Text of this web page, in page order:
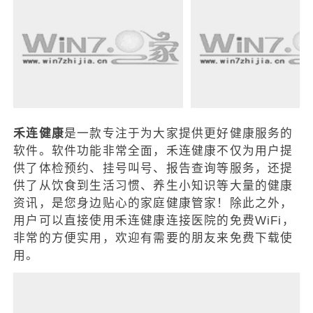
禾连健康是一款专注于为大家提供更好健康服务的
软件。软件功能非常全面，禾连健康不仅为用户提
供了体检预约、挂号叫号、报告查询等服务，还提
供了从饮食到生活习惯、养生小知识等大量的健康
资讯，是您身边贴心的家庭健康管家！除此之外，
用户可以直接使用禾连健康连接医院的免费WiFi，
非常的方便实用，欢迎有需要的朋友来免费下载使
用。